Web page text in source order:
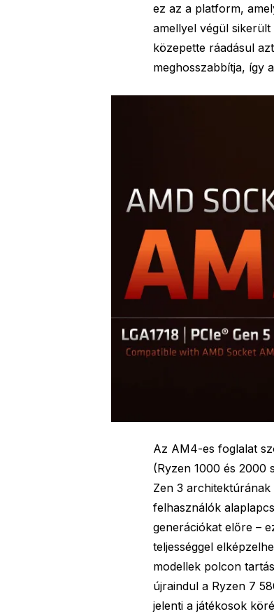
ez az a platform,
amellyel végül
közepette ráadásul
meghosszabbítja, így
Az AM4-es foglalat
(Ryzen 1000 és 2000
Zen 3
felhasználók
generációkat előre –
teljességgel
modellek polcon
újraindul a Ryzen 7
jelenti a játékosok